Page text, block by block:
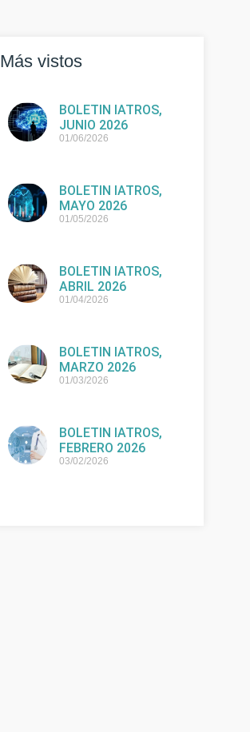
Más vistos
BOLETIN IATROS,
JUNIO 2026
01/06/2026
BOLETIN IATROS,
MAYO 2026
01/05/2026
BOLETIN IATROS,
ABRIL 2026
01/04/2026
BOLETIN IATROS,
MARZO 2026
01/03/2026
BOLETIN IATROS,
FEBRERO 2026
03/02/2026